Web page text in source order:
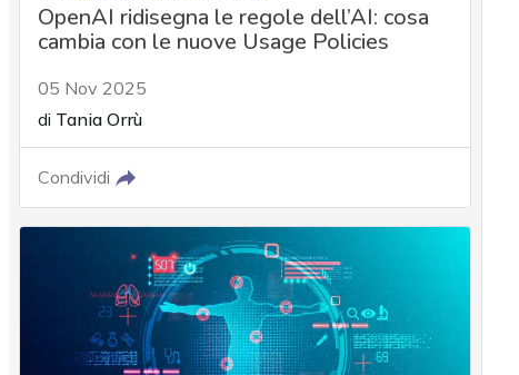
OpenAI ridisegna le regole dell’AI: cosa
cambia con le nuove Usage Policies
05 Nov 2025
di Tania Orrù
Condividi